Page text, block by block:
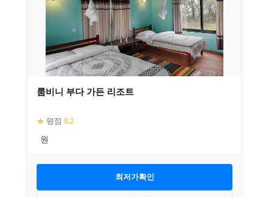
룸비니 부다 가든 리조트
★ 평점 8.2
최저가확인